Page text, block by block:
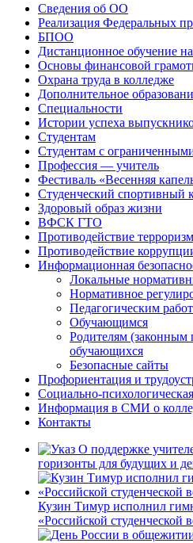
Сведения об ОО
Реализация Федеральных
БПОО
Дистанционное обучение
Основы финансовой
Охрана труда в колледже
Дополнительное
Специальности
Истории успеха
Студентам
Студентам с
Профессия — учитель
Фестиваль «Весенняя
Студенческий
Здоровый образ жизни
ВФСК ГТО
Противодействие
Противодействие
Информационная
Локальные
Нормативное
Педагогическим
Обучающимся
Родителям (законным
обучающихся
Безопасные сайты
Профориентация и
Социально-
Информация в СМИ о
Контакты
горизонты для будущих и
Кузин Тимур исполнил
«Российской студенческой